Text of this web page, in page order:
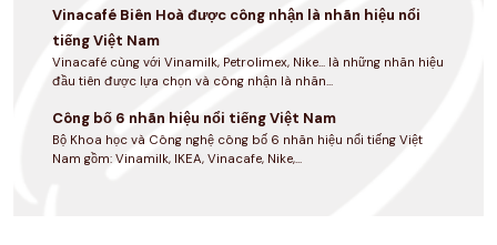
Vinacafé Biên Hoà được công nhận là nhãn hiệu nổi
tiếng Việt Nam
Vinacafé cùng với Vinamilk, Petrolimex, Nike... là những nhãn hiệu
đầu tiên được lựa chọn và công nhận là nhãn...
Công bố 6 nhãn hiệu nổi tiếng Việt Nam
Bộ Khoa học và Công nghệ công bố 6 nhãn hiệu nổi tiếng Việt
Nam gồm: Vinamilk, IKEA, Vinacafe, Nike,...